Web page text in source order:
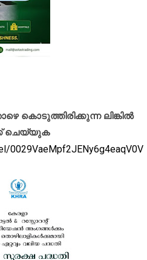
കൊടുത്തിരിക്കുന്ന ലിങ്കിൽ
ചെയ്യുക
0029VaeMpf2JENy6g4eaqV0V